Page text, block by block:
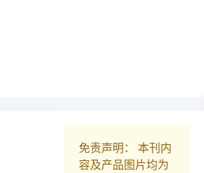
免责声明： 本刊内
容及产品图片均为